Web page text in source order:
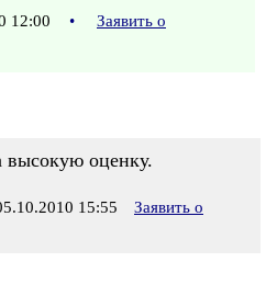
12:00 •
Заявить о
высокую оценку.
15:55
Заявить о